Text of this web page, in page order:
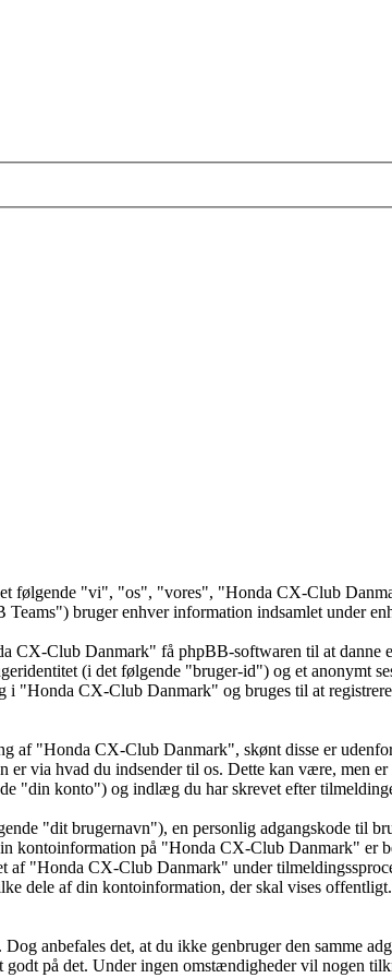
følgende "vi", "os", "vores", "Honda CX-Club
bruger enhver information indsamlet under
Club Danmark" få phpBB-softwaren til at danne
(i det følgende "bruger-id") og et anonymt
"Honda CX-Club Danmark" og bruges til at
"Honda CX-Club Danmark", skønt disse er
via hvad du indsender til os. Dette kan være, men
konto") og indlæg du har skrevet efter
"dit brugernavn"), en personlig adgangskode til
kontoinformation på "Honda CX-Club Danmark" er
af "Honda CX-Club Danmark" under
dele af din kontoinformation, der skal vises
anbefales det, at du ikke genbruger den samme
på det. Under ingen omstændigheder vil nogen